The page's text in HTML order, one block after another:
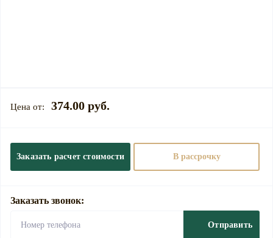
374.00 руб.
Заказать расчет стоимости В рассрочку
Заказать звонок:
Отправить